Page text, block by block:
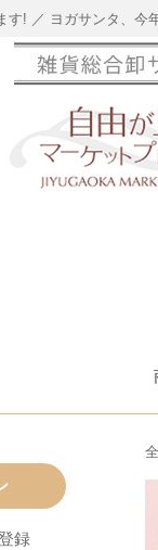
す! ／ ヨガサンタ、今
録